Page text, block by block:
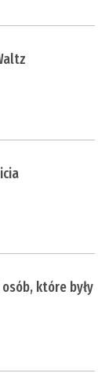
osób, które były